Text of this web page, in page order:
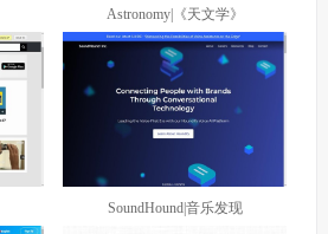
Astronomy|《天文学》
SoundHound|音乐发现